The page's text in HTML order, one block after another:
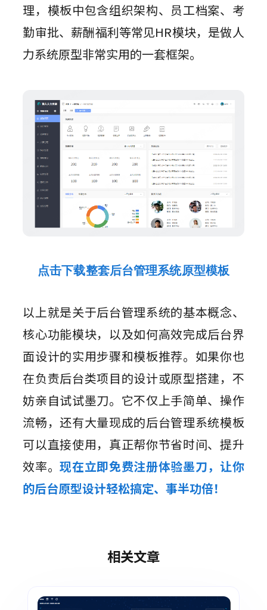
理，模板中包含组织架构、员工档案、考
勤审批、薪酬福利等常见HR模块，是做人
力系统原型非常实用的一套框架。
点击下载整套后台管理系统原型模板
以上就是关于后台管理系统的基本概念、
核心功能模块，以及如何高效完成后台界
面设计的实用步骤和模板推荐。如果你也
在负责后台类项目的设计或原型搭建，不
妨亲自试试墨刀。它不仅上手简单、操作
流畅，还有大量现成的后台管理系统模板
可以直接使用，真正帮你节省时间、提升
效率。现在立即免费注册体验墨刀，让你
的后台原型设计轻松搞定、事半功倍！
相关文章